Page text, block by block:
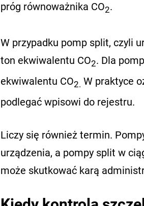
próg równoważnika CO2.
W przypadku pomp split, czyli
ton ekwiwalentu CO2. Dla
ekwiwalentu CO2. W praktyce
podlegać wpisowi do rejestru.
Liczy się również termin.
urządzenia, a pompy split w
może skutkować karą